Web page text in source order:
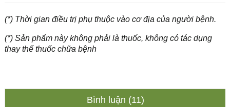
(*) Thời gian điều trị phụ thuộc vào cơ địa của người bệnh.
(*) Sản phẩm này không phải là thuốc, không có tác dụng
thay thế thuốc chữa bệnh
Bình luận (11)